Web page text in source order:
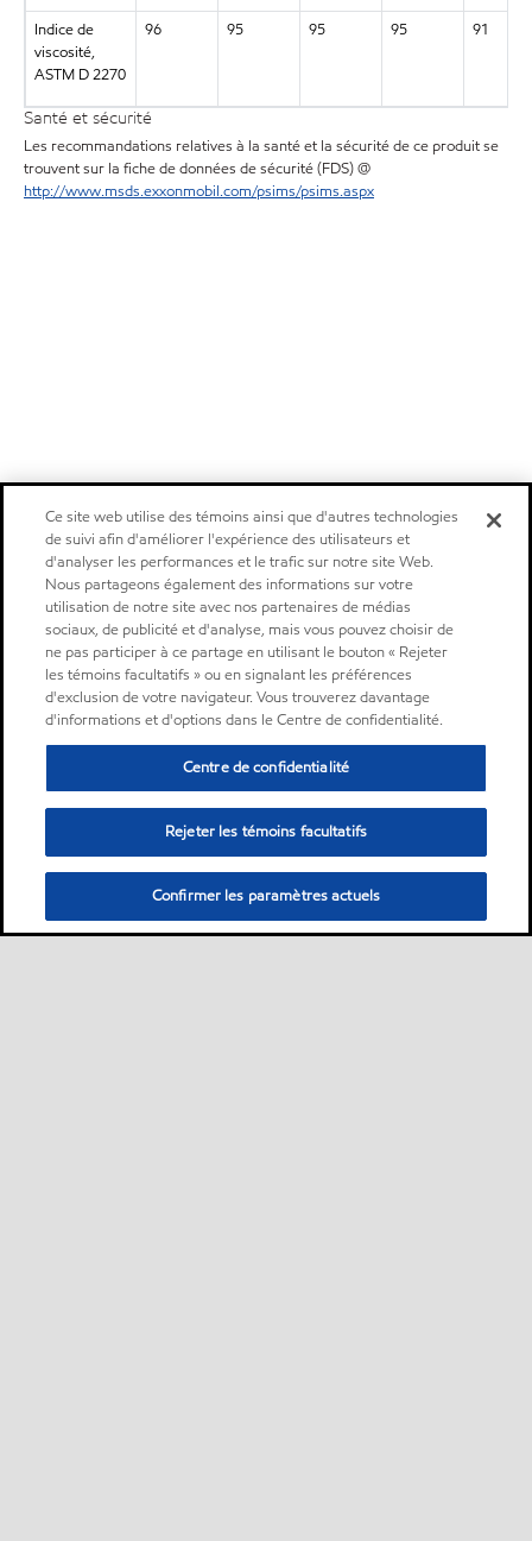
Indice de
viscosité,
ASTM D 2270
96 95 95 95 91
Santé et sécurité
Les recommandations relatives à la santé et la sécurité de ce produit se
trouvent sur la fiche de données de sécurité (FDS) @
http://www.msds.exxonmobil.com/psims/psims.aspx
Ce site web utilise des témoins ainsi que d'autres technologies
de suivi afin d'améliorer l'expérience des utilisateurs et
d'analyser les performances et le trafic sur notre site Web.
Nous partageons également des informations sur votre
utilisation de notre site avec nos partenaires de médias
sociaux, de publicité et d'analyse, mais vous pouvez choisir de
ne pas participer à ce partage en utilisant le bouton « Rejeter
les témoins facultatifs » ou en signalant les préférences
d'exclusion de votre navigateur. Vous trouverez davantage
d'informations et d'options dans le Centre de confidentialité.
Centre de confidentialité
Rejeter les témoins facultatifs
Confirmer les paramètres actuels